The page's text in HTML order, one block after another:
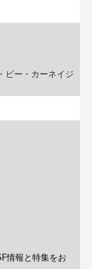
ビー・カーネイジ
情報と特集をお